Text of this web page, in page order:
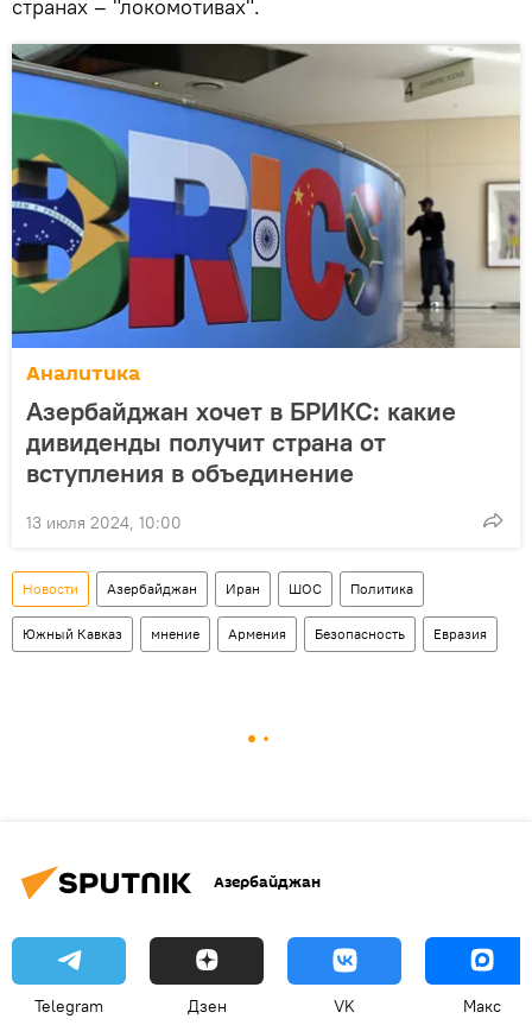
странах – "локомотивах".
Аналитика
Азербайджан хочет в БРИКС: какие
дивиденды получит страна от
вступления в объединение
13 июля 2024, 10:00
Новости Азербайджан Иран ШОС Политика
Южный Кавказ мнение Армения Безопасность Евразия
Азербайджан
Telegram Дзен VK Макс